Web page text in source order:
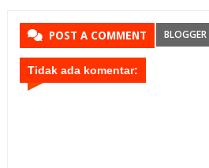
POST A COMMENT BLOGGER
Tidak ada komentar: